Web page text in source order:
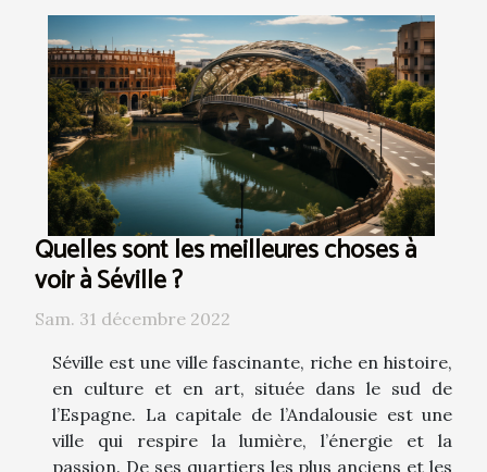
Quelles sont les meilleures choses à
voir à Séville ?
Sam. 31 décembre 2022
Séville est une ville fascinante, riche en histoire,
en culture et en art, située dans le sud de
l’Espagne. La capitale de l’Andalousie est une
ville qui respire la lumière, l’énergie et la
passion. De ses quartiers les plus anciens et les